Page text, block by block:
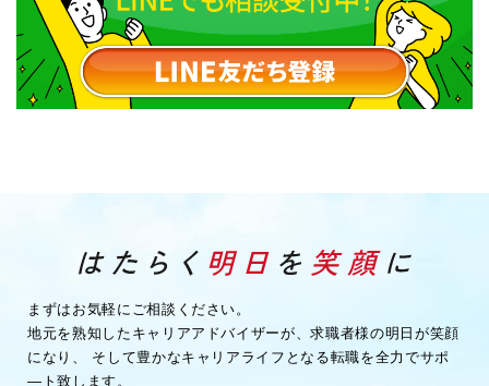
まずはお気軽にご相談ください。
地元を熟知したキャリアアドバイザーが、求職者様の明日が笑顔
になり、
そして豊かなキャリアライフとなる転職を全力でサポ
―ト致します。